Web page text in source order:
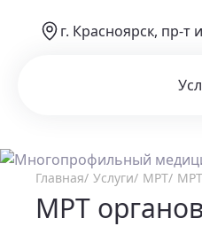
г. Красноярск, пр-т
Главная Услуги МРТ
МРТ